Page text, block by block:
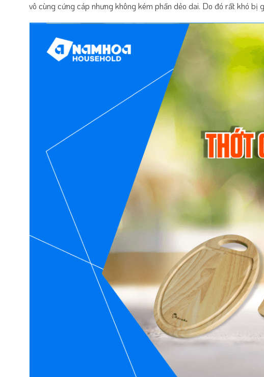
vô cùng cứng cáp nhưng không kém phần dẻo dai. Do đó rất khó bị